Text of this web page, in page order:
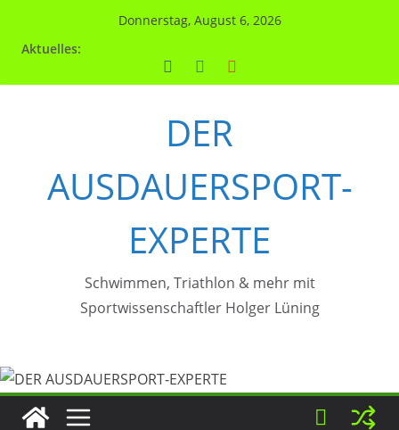
Donnerstag, August 6, 2026
Aktuelles:
DER
AUSDAUERSPORT-
EXPERTE
Schwimmen, Triathlon & mehr mit
Sportwissenschaftler Holger Lüning